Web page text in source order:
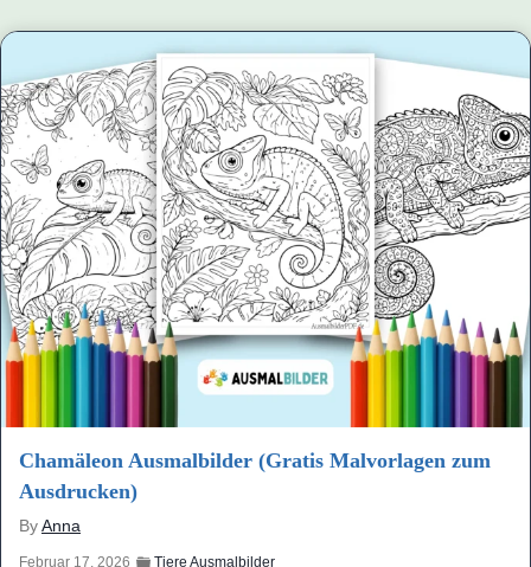
Chamäleon Ausmalbilder (Gratis Malvorlagen zum
Ausdrucken)
ByAnna
Februar 17, 2026 Tiere Ausmalbilder